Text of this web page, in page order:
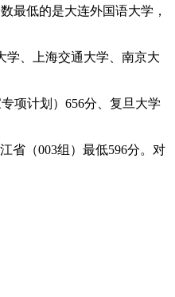
最低的是大连外国语大学，
学、上海交通大学、南京大
项计划）656分、复旦大学
省（003组）最低596分。对